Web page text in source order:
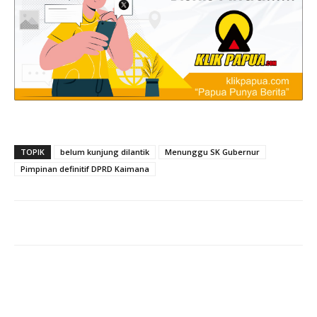
TOPIK belum kunjung dilantik
Menunggu SK Gubernur
Pimpinan definitif DPRD Kaimana